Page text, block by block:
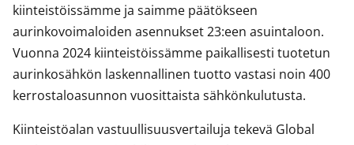
kiinteistöissämme ja saimme päätökseen
aurinkovoimaloiden asennukset 23:een asuintaloon.
Vuonna 2024 kiinteistöissämme paikallisesti tuotetun
aurinkosähkön laskennallinen tuotto vastasi noin 400
kerrostaloasunnon vuosittaista sähkönkulutusta.
Kiinteistöalan vastuullisuusvertailuja tekevä Global